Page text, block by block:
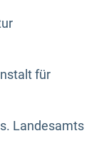
für
Landesamts